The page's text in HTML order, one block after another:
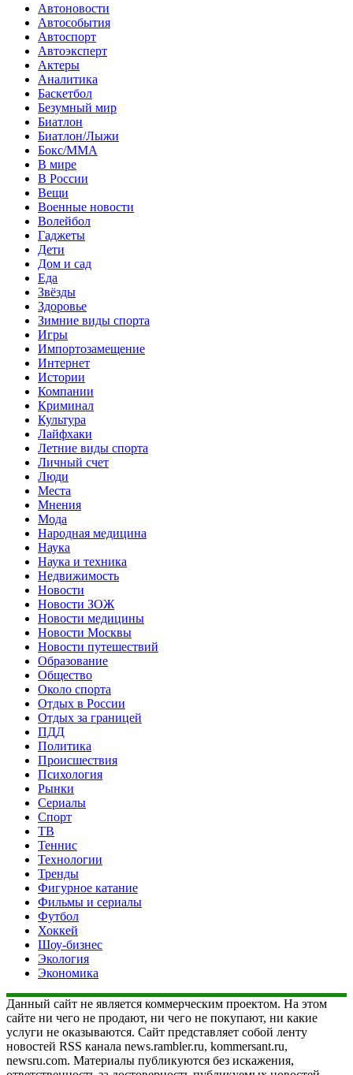
Автоновости
Автособытия
Автоспорт
Автоэксперт
Актеры
Аналитика
Баскетбол
Безумный мир
Биатлон
Биатлон/Лыжи
Бокс/MMA
В мире
В России
Вещи
Военные новости
Волейбол
Гаджеты
Дети
Дом и сад
Еда
Звёзды
Здоровье
Зимние виды спорта
Игры
Импортозамещение
Интернет
Истории
Компании
Криминал
Культура
Лайфхаки
Летние виды спорта
Личный счет
Люди
Места
Мнения
Мода
Народная медицина
Наука
Наука и техника
Недвижимость
Новости
Новости ЗОЖ
Новости медицины
Новости Москвы
Новости путешествий
Образование
Общество
Около спорта
Отдых в России
Отдых за границей
ПДД
Политика
Происшествия
Психология
Рынки
Сериалы
Спорт
ТВ
Теннис
Технологии
Тренды
Фигурное катание
Фильмы и сериалы
Футбол
Хоккей
Шоу-бизнес
Экология
Экономика
Данный сайт не является коммерческим проектом. На этом
сайте ни чего не продают, ни чего не покупают, ни какие
услуги не оказываются. Сайт представляет собой ленту
новостей RSS канала news.rambler.ru, kommersant.ru,
newsru.com. Материалы публикуются без искажения,